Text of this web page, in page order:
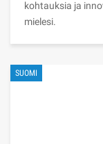
kohtauksia ja
mielesi.
SUOMI